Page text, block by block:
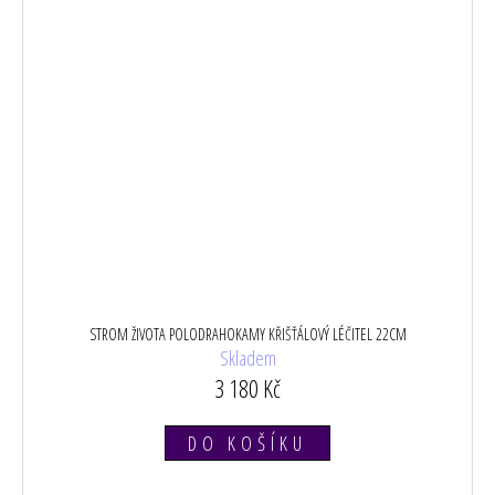
STROM ŽIVOTA POLODRAHOKAMY KŘIŠŤÁLOVÝ LÉČITEL 22CM
Skladem
3 180 Kč
DO KOŠÍKU